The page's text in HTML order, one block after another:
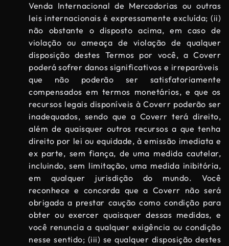
Venda Internacional de Mercadorias ou outras
leis internacionais é expressamente excluída; (ii)
não obstante o disposto acima, em caso de
violação ou ameaça de violação de qualquer
disposição destes Termos por você, a Coverr
poderá sofrer danos significativos e irreparáveis ​​
que não poderão ser satisfatoriamente
compensados ​​em termos monetários, e que os
recursos legais disponíveis à Coverr poderão ser
inadequados, sendo que a Coverr terá direito,
além de quaisquer outros recursos a que tenha
direito por lei ou equidade, à emissão imediata e
ex parte, sem fiança, de uma medida cautelar,
incluindo, sem limitação, uma medida inibitória,
em qualquer jurisdição do mundo. Você
reconhece e concorda que a Coverr não será
obrigada a prestar caução como condição para
obter ou exercer quaisquer dessas medidas, e
você renuncia a qualquer exigência ou condição
nesse sentido; (iii) se qualquer disposição destes